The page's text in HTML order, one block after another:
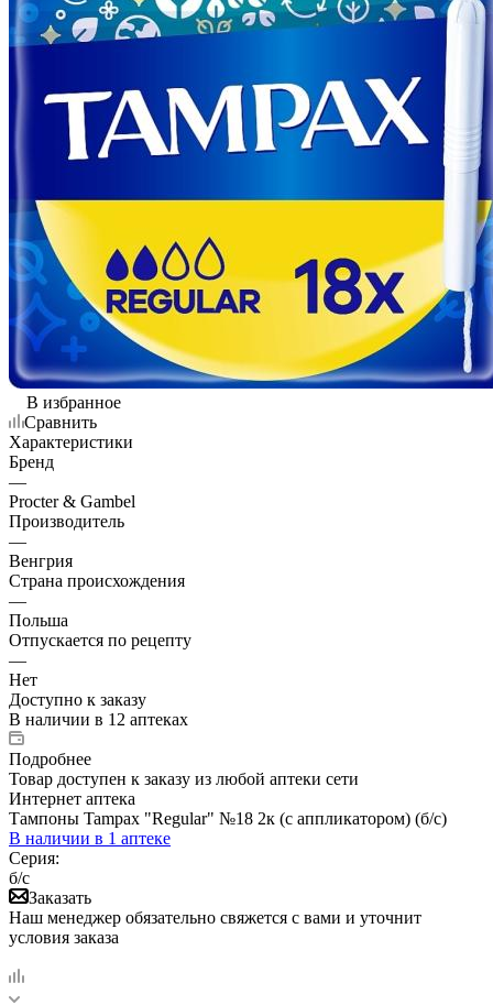
В избранное
Сравнить
Характеристики
Бренд
—
Procter & Gambel
Производитель
—
Венгрия
Страна происхождения
—
Польша
Отпускается по рецепту
—
Нет
Доступно к заказу
В наличии в 12 аптеках
Подробнее
Товар доступен к заказу из любой аптеки сети
Интернет аптека
Тампоны Tampax "Regular" №18 2к (с аппликатором) (б/с)
В наличии в 1 аптеке
Серия:
б/с
Заказать
Наш менеджер обязательно свяжется с вами и уточнит
условия заказа